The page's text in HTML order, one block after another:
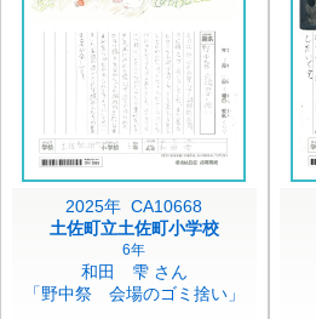
2025年 CA10668
土佐町立土佐町小学校
6年
和田 雫 さん
「野中祭 会場のゴミ捨い」